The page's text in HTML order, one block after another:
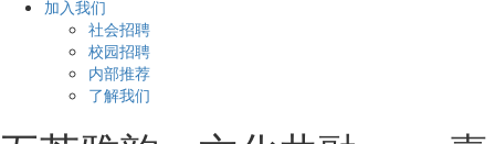
加入我们
社会招聘
校园招聘
内部推荐
了解我们